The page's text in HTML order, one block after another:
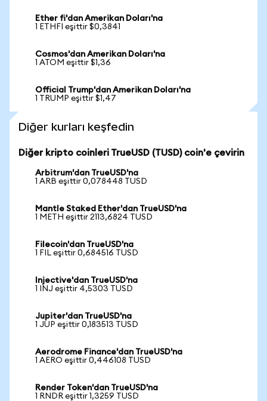
Ether fi'dan Amerikan Doları'na
1 ETHFI eşittir $0,3841
Cosmos'dan Amerikan Doları'na
1 ATOM eşittir $1,36
Official Trump'dan Amerikan Doları'na
1 TRUMP eşittir $1,47
Diğer kurları keşfedin
Diğer kripto coinleri TrueUSD (TUSD) coin'e çevirin
Arbitrum'dan TrueUSD'na
1 ARB eşittir 0,078448 TUSD
Mantle Staked Ether'dan TrueUSD'na
1 METH eşittir 2113,6824 TUSD
Filecoin'dan TrueUSD'na
1 FIL eşittir 0,684516 TUSD
Injective'dan TrueUSD'na
1 INJ eşittir 4,5303 TUSD
Jupiter'dan TrueUSD'na
1 JUP eşittir 0,183513 TUSD
Aerodrome Finance'dan TrueUSD'na
1 AERO eşittir 0,446108 TUSD
Render Token'dan TrueUSD'na
1 RNDR eşittir 1,3259 TUSD